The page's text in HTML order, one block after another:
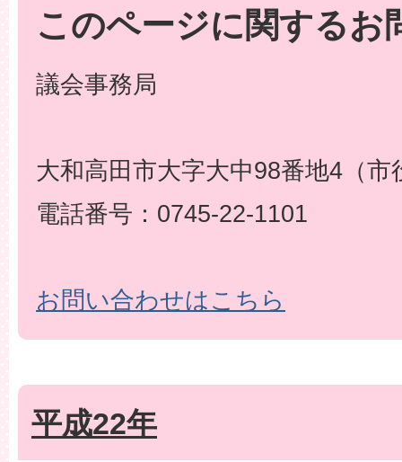
このページに関するお
議会事務局
大和高田市大字大中98番地4（市
電話番号：0745-22-1101
お問い合わせはこちら
平成22年